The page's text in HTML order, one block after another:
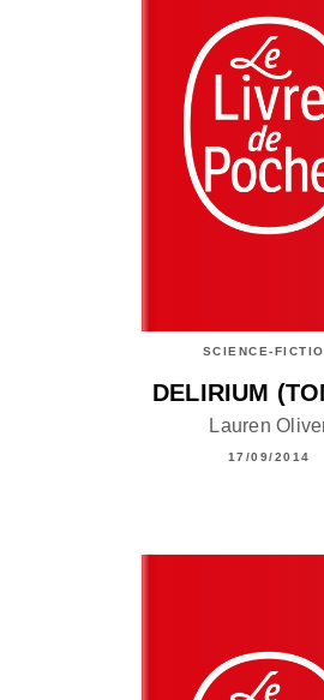
SCIENCE-
DELIRIUM
Lauren
17/09/2014